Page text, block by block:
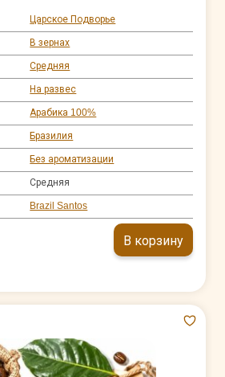
Царское Подворье
В зернах
Средняя
На развес
Арабика 100%
Бразилия
Без ароматизации
Средняя
Brazil Santos
В корзину